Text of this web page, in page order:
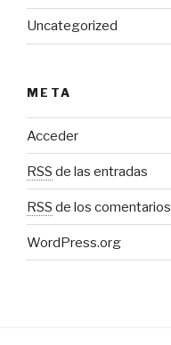
Uncategorized
META
Acceder
RSS de las entradas
RSS de los comentarios
WordPress.org